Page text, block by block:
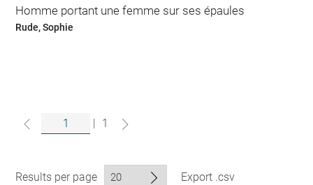
Homme portant une femme sur ses épaules
Rude, Sophie
1
Results per page Export .csv